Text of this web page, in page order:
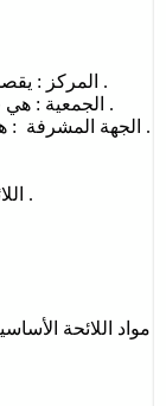
المركز : يقصد به المركز الوطني لتنمية القطاع غير الربحي .
الجمعية : هي جمعية الشماس للخدمات الاجتماعية ( عطاء ) .
الجهة المشرفة : هي وزارة الموارد البشرية و التنمية الاجتماعية .
اللائحة : يقصد به اللائحة التنظيمية للجنة التنفيذية .